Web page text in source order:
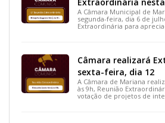
A Câmara Municipal de
segunda-feira, dia 6 de
Extraordinária para
Câmara realizará
sexta-feira, dia 12
A Câmara de Mariana
às 9h, Reunião
votação de projetos de